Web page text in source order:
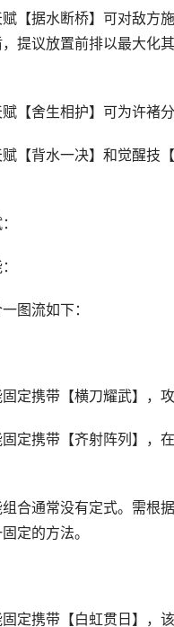
据水断桥】可对敌方施
提议放置前排以最大化
舍生相护】可为许褚分
背水一决】和觉醒技【
流如下：
携带【横刀耀武】，攻
携带【齐射阵列】，在
通常没有定式。需根据
定的方法。
携带【白虹贯日】，该